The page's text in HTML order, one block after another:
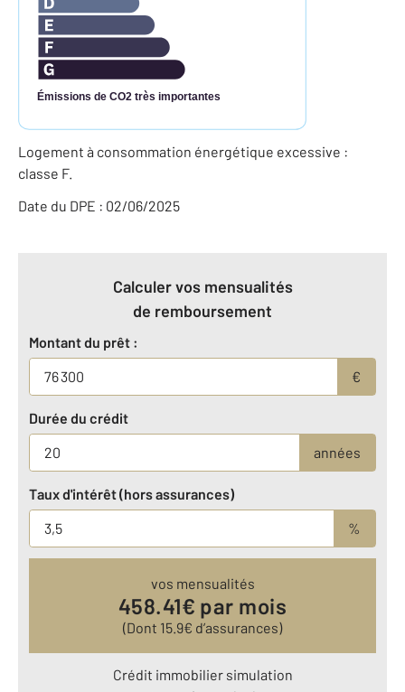
Émissions de CO2 très importantes
Logement à consommation énergétique excessive :
classe F.
Date du DPE : 02/06/2025
Calculer vos mensualités
de remboursement
Montant du prêt :
€
Durée du crédit
années
Taux d'intérêt (hors assurances)
%
vos mensualités
458.41€ par mois
(Dont 15.9€ d’assurances)
Crédit immobilier simulation